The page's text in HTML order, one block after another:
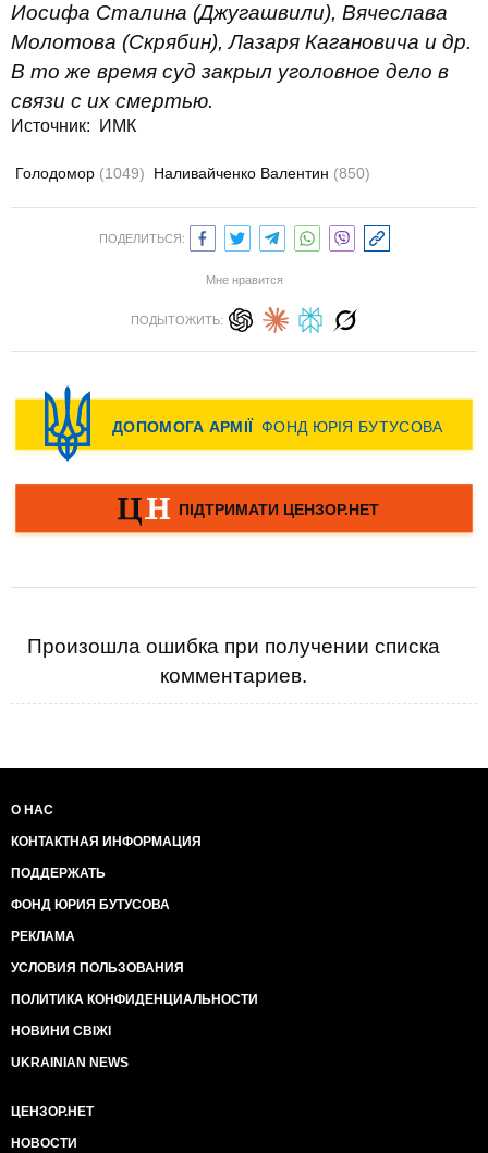
Иосифа Сталина (Джугашвили), Вячеслава
Молотова (Скрябин), Лазаря Кагановича и др.
В то же время суд закрыл уголовное дело в
связи с их смертью.
Источник: ИМК
Голодомор (1049) Наливайченко Валентин (850)
ПОДЕЛИТЬСЯ:
Мне нравится
ПОДЫТОЖИТЬ:
Произошла ошибка при получении списка
комментариев.
О НАС
КОНТАКТНАЯ ИНФОРМАЦИЯ
ПОДДЕРЖАТЬ
ФОНД ЮРИЯ БУТУСОВА
РЕКЛАМА
УСЛОВИЯ ПОЛЬЗОВАНИЯ
ПОЛИТИКА КОНФИДЕНЦИАЛЬНОСТИ
НОВИНИ СВІЖІ
UKRAINIAN NEWS
ЦЕНЗОР.НЕТ
НОВОСТИ